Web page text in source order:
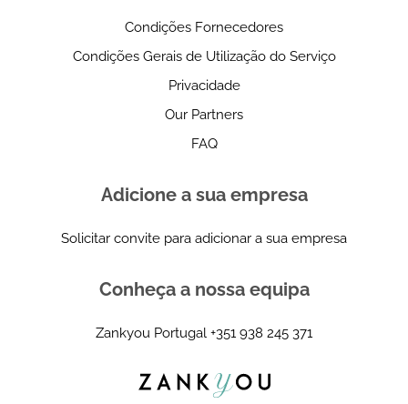
Condições Fornecedores
Condições Gerais de Utilização do Serviço
Privacidade
Our Partners
FAQ
Adicione a sua empresa
Solicitar convite para adicionar a sua empresa
Conheça a nossa equipa
Zankyou Portugal +351 938 245 371